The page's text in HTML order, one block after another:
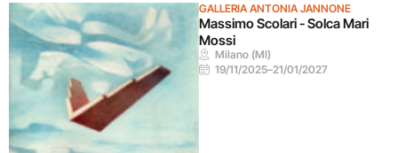
GALLERIA ANTONIA JANNONE
Massimo Scolari - Solca Mari
Mossi
Milano (MI)
19/11/2025–21/01/2027